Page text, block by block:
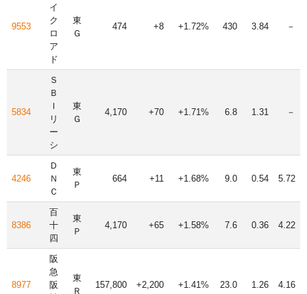
9553
イ
ク
ロ
ア
ド
東
Ｇ
474 +8 +1.72% 430 3.84 －
5834
Ｓ
Ｂ
Ｉ
リ
ー
シ
東
Ｇ
4,170 +70 +1.71% 6.8 1.31 －
4246
Ｄ
Ｎ
Ｃ
東
Ｐ
664 +11 +1.68% 9.0 0.54 5.72
8386
百
十
四
東
Ｐ
4,170 +65 +1.58% 7.6 0.36 4.22
8977
阪
急
阪
東
Ｒ
157,800 +2,200 +1.41% 23.0 1.26 4.16